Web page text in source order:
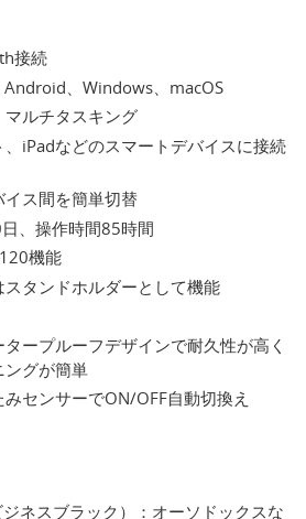
接続
Android、Windows、macOS
ルチタスキング
iPadなどのスマートデバイスに接続
ス間を簡単切替
、操作時間85時間
機能
タンドホルダーとして機能
ープルーフデザインで耐久性が高く
ングが簡単
センサーでON/OFF自動切換え
ネスブラック）：オーソドックスな